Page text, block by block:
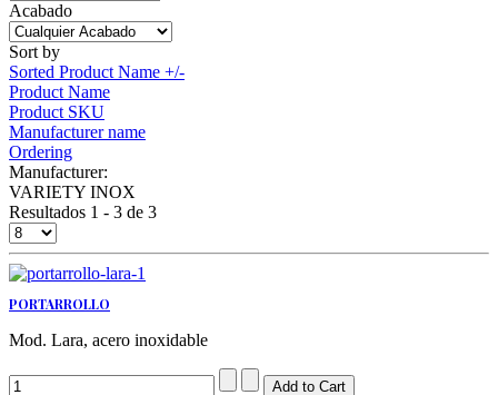
Acabado
Sort by
Sorted Product Name +/-
Product Name
Product SKU
Manufacturer name
Ordering
Manufacturer:
VARIETY INOX
Resultados 1 - 3 de 3
PORTARROLLO
Mod. Lara, acero inoxidable